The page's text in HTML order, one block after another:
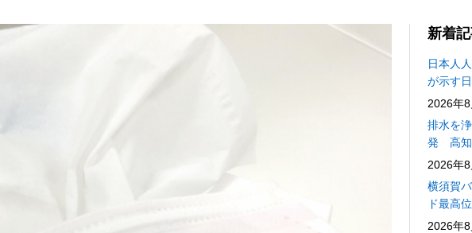
新着
日本人
が示す
2026年8
排水を
発 高知
2026年8
横須賀
ド最高
2026年8